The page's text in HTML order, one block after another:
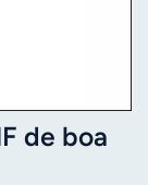
de boa